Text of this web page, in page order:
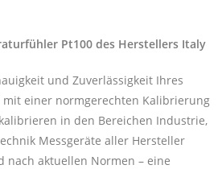
Pt100 des Herstellers Italy
und Zuverlässigkeit Ihres
einer normgerechten Kalibrierung
in den Bereichen Industrie,
Messgeräte aller Hersteller
nach aktuellen Normen – eine